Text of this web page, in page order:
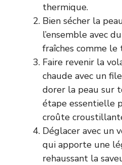
thermique.
Bien sécher la
l’ensemble avec
fraîches comme
Faire revenir la
chaude avec un
dorer la peau sur
étape essentielle
croûte
Déglacer avec un
qui apporte une
rehaussant la